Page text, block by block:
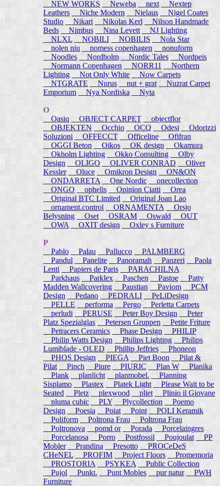
NEW WORKS
Neweba next
Nextep
Leathers
Niche Modern Nielaus
Nigel Coates
Studio
Nikari Nikolas Kerl
Nilson Handmade
Beds
Nimbus Nina Levett
NJ Lighting
NLXL
NOBILI NOBILIS
Nola Star
nolen niu
nomess copenhagen
nonuform
Noodles
Nordholm Nordic Tales
Nordpeis
Normann Copenhagen
NORR11
Northern
Lighting
Not Only White
Now Carpets
NTGRATE
Nurus nut + grat
Nuzrat Carpet
Emporium
Nya Nordiska Nyta
O
Oasiq
OBJECT CARPET
objectflor
OBJEKTEN
Occhio OCQ Odesi
Odorizzi
Soluzioni
OFFECCT Officeline
Ofifran
OGGI Beton
Oikos OK design
Okamura
Okholm Lighting
Okko Consulting
Olby
Design
OLIGO OLIVER CONRAD
Oliver
Kessler
Oluce Omikron Design
ON&ON
ONDARRETA
One Nordic
onecollection
ONGO
ophelis Opinion Ciatti
Orea
Original BTC Limited
Original Joan Lao
ornament.control
ORNAMENTA
Orsjo
Belysning
Oset OSRAM Oswald
OUT
OWA
OXIT design Oxley s Furniture
P
Pablo
Palau Pallucco
PALMBERG
Pandul
Panelite Panoramah Panzeri
Paola
Lenti
Papiers de Paris
PARACHILNA
Parkhaus
Parklex Paschen Pastoe
Patty
Madden Wallcovering
Paustian Paviom
PCM
Design
Pedano PEDRALI
PeLiDesign
PELLE
performa Pergo
Perletta Carpets
perludi
PERUSE Peter Boy Design
Peter
Platz Spezialglas
Petersen Gruppen
Petite Friture
Petracers Ceramics
Phase Design
PHILIP
Philip Watts Design
Philips Lighting
Philips
Lumiblade - OLED
Phillip Jeffries
Phoneon
PHOS Design
PIEGA Piet Boon
Pilat &
Pilat
Pinch Piure PIURIC Plan W
Planika
Plank
planlicht planmobel. Planning
Sisplamo
Plastex Platek Light
Please Wait to be
Seated
Pletz plexwood pliet
Plinio il Giovane
pluma cubic
PLY Plycollection
Poemo
Design
Poesia Poiat Point
POLI Keramik
Poliform
Poltrona Frau
Poltrona Frau
Poltronova
pomd or Porada
Porcelaingres
Porcelanosa
Porro Postfossil Poujoulat
PP
Mobler
Prandina Presotto
PROCeDeS
CHeNEL
PROFIM Project Floors
Promemoria
PROSTORIA
PSYKEA
Public Collection
Pujol
Punkt. Punt Mobles pur natur
PWH
Furniture